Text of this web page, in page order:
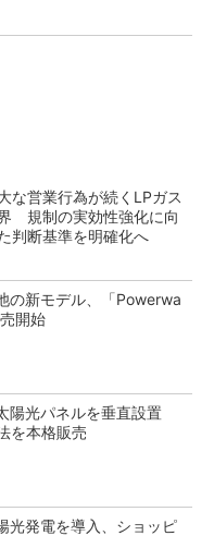
な営業行為が続くLPガス
規制の実効性強化に向
判断基準を明確化へ
の新モデル、「Powerwa
開始
陽光パネルを垂直設置
を本格販売
光発電を導入、ショッピ